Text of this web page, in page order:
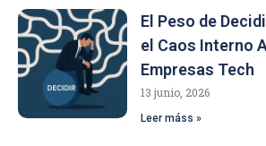
El Peso de
el Caos Interno
Empresas Tech
13 junio, 2026
Leer máss »